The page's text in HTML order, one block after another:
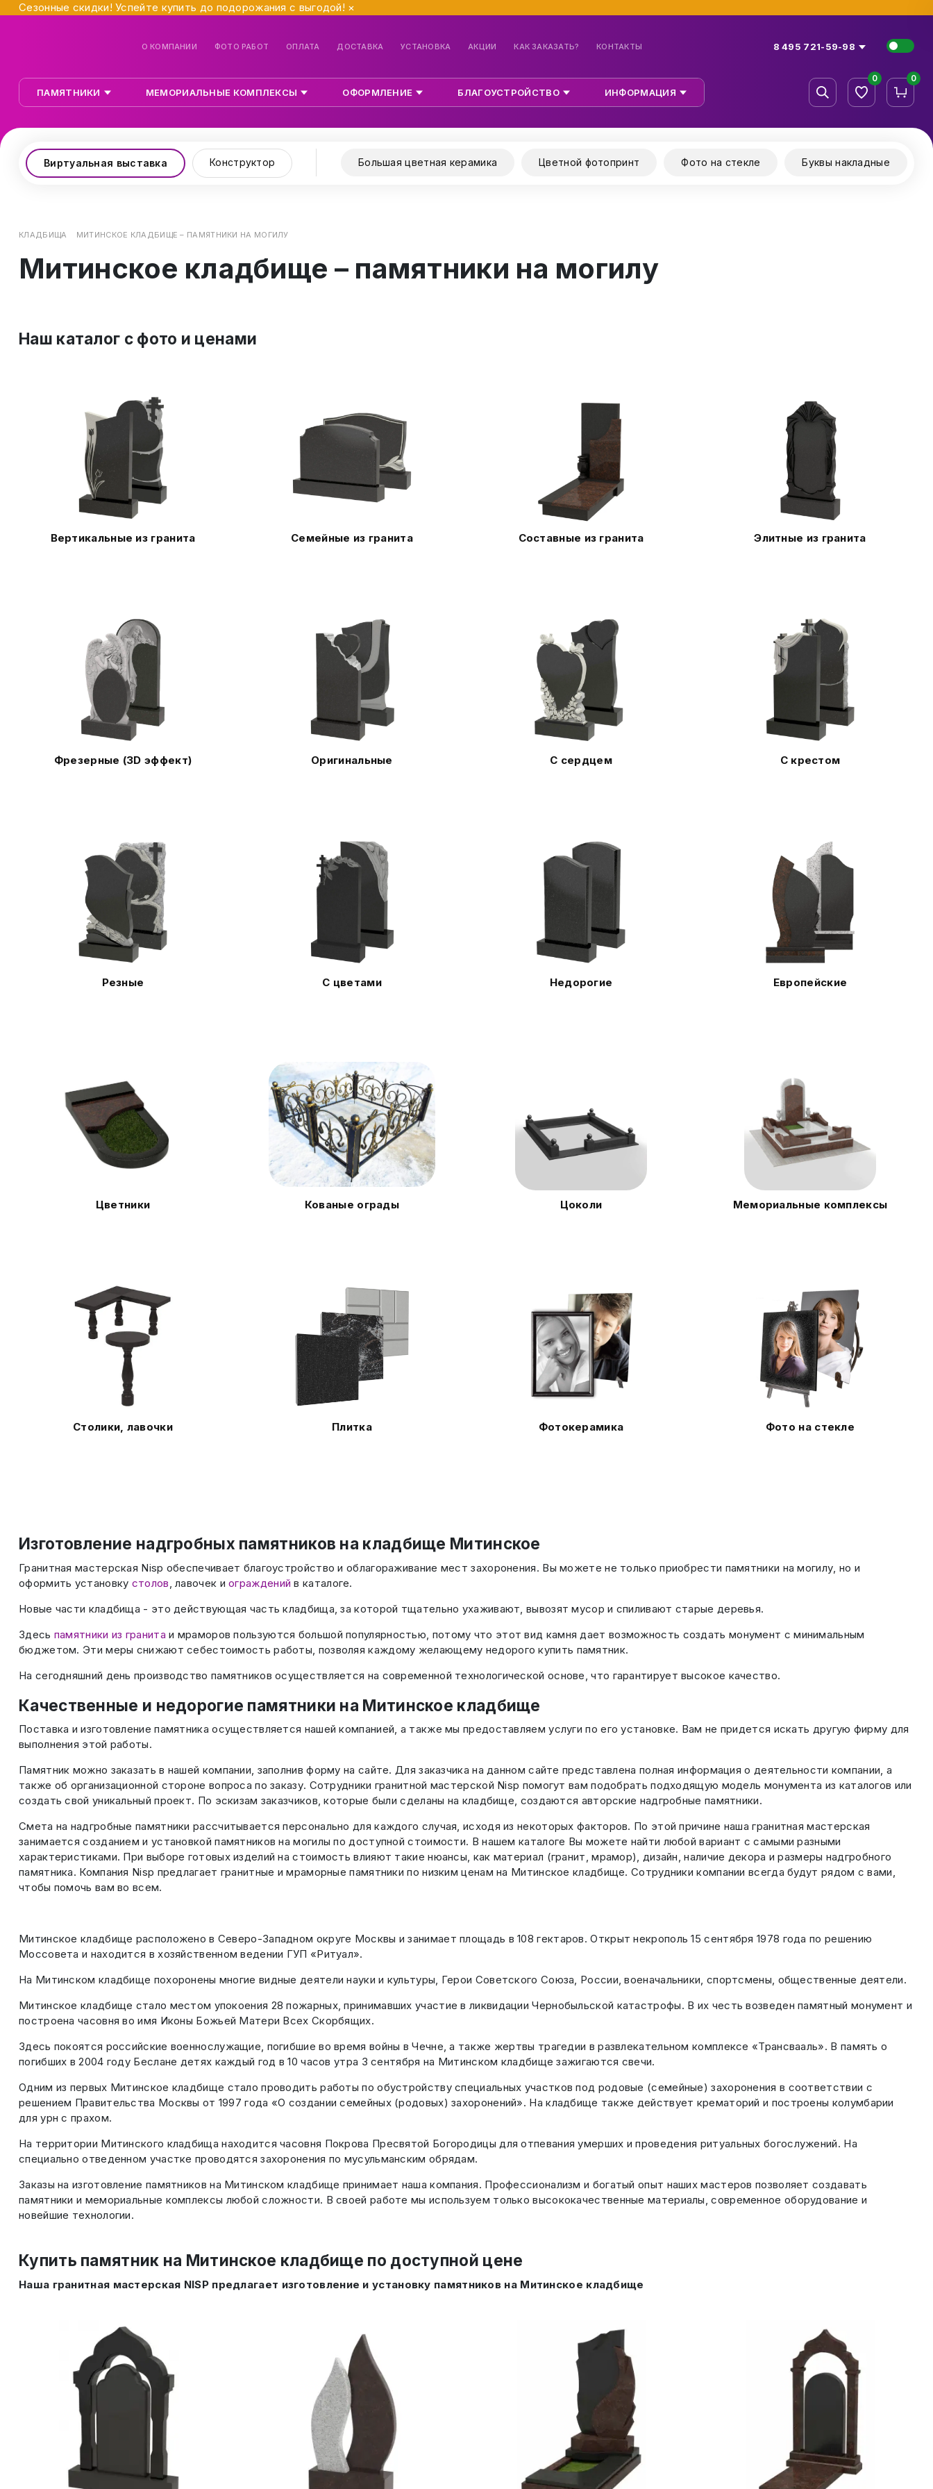
Сезонные скидки! Успейте купить до подорожания с выгодой! ×
О КОМПАНИИ ФОТО РАБОТ ОПЛАТА ДОСТАВКА УСТАНОВКА АКЦИИ КАК ЗАКАЗАТЬ? КОНТАКТЫ 8 495 721-59-98
ПАМЯТНИКИ МЕМОРИАЛЬНЫЕ КОМПЛЕКСЫ ОФОРМЛЕНИЕ БЛАГОУСТРОЙСТВО ИНФОРМАЦИЯ
0 0
Виртуальная выставка Конструктор Большая цветная керамика Цветной фотопринт Фото на стекле Буквы накладные
КЛАДБИЩА МИТИНСКОЕ КЛАДБИЩЕ – ПАМЯТНИКИ НА МОГИЛУ
Митинское кладбище – памятники на могилу
Наш каталог c фото и ценами
Вертикальные из гранита Семейные из гранита Составные из гранита Элитные из гранита
Фрезерные (3D эффект) Оригинальные С сердцем С крестом
Резные С цветами Недорогие Европейские
Цветники Кованые ограды Цоколи Мемориальные комплексы
Столики, лавочки Плитка Фотокерамика Фото на стекле
Изготовление надгробных памятников на кладбище Митинское
Гранитная мастерская Nisp обеспечивает благоустройство и облагораживание мест захоронения. Вы можете не только приобрести памятники на могилу, но и
оформить установку столов , лавочек иограждений в каталоге.
Новые части кладбища - это действующая часть кладбища, за которой тщательно ухаживают, вывозят мусор и спиливают старые деревья.
Здесь памятники из гранита и мраморов пользуются большой популярностью, потому что этот вид камня дает возможность создать монумент с минимальным
бюджетом. Эти меры снижают себестоимость работы, позволяя каждому желающему недорого купить памятник.
На сегодняшний день производство памятников осуществляется на современной технологической основе, что гарантирует высокое качество.
Качественные и недорогие памятники на Митинское кладбище
Поставка и изготовление памятника осуществляется нашей компанией, а также мы предоставляем услуги по его установке. Вам не придется искать другую фирму для
выполнения этой работы.
Памятник можно заказать в нашей компании, заполнив форму на сайте. Для заказчика на данном сайте представлена полная информация о деятельности компании, а
также об организационной стороне вопроса по заказу. Сотрудники гранитной мастерской Nisp помогут вам подобрать подходящую модель монумента из каталогов или
создать свой уникальный проект. По эскизам заказчиков, которые были сделаны на кладбище, создаются авторские надгробные памятники.
Смета на надгробные памятники рассчитывается персонально для каждого случая, исходя из некоторых факторов. По этой причине наша гранитная мастерская
занимается созданием и установкой памятников на могилы по доступной стоимости. В нашем каталоге Вы можете найти любой вариант с самыми разными
характеристиками. При выборе готовых изделий на стоимость влияют такие нюансы, как материал (гранит, мрамор), дизайн, наличие декора и размеры надгробного
памятника. Компания Nisp предлагает гранитные и мраморные памятники по низким ценам на Митинское кладбище. Сотрудники компании всегда будут рядом с вами,
чтобы помочь вам во всем.
Митинское кладбище расположено в Северо-Западном округе Москвы и занимает площадь в 108 гектаров. Открыт некрополь 15 сентября 1978 года по решению
Моссовета и находится в хозяйственном ведении ГУП «Ритуал».
На Митинском кладбище похоронены многие видные деятели науки и культуры, Герои Советского Союза, России, военачальники, спортсмены, общественные деятели.
Митинское кладбище стало местом упокоения 28 пожарных, принимавших участие в ликвидации Чернобыльской катастрофы. В их честь возведен памятный монумент и
построена часовня во имя Иконы Божьей Матери Всех Скорбящих.
Здесь покоятся российские военнослужащие, погибшие во время войны в Чечне, а также жертвы трагедии в развлекательном комплексе «Трансвааль». В память о
погибших в 2004 году Беслане детях каждый год в 10 часов утра 3 сентября на Митинском кладбище зажигаются свечи.
Одним из первых Митинское кладбище стало проводить работы по обустройству специальных участков под родовые (семейные) захоронения в соответствии с
решением Правительства Москвы от 1997 года «О создании семейных (родовых) захоронений». На кладбище также действует крематорий и построены колумбарии
для урн с прахом.
На территории Митинского кладбища находится часовня Покрова Пресвятой Богородицы для отпевания умерших и проведения ритуальных богослужений. На
специально отведенном участке проводятся захоронения по мусульманским обрядам.
Заказы на изготовление памятников на Митинском кладбище принимает наша компания. Профессионализм и богатый опыт наших мастеров позволяет создавать
памятники и мемориальные комплексы любой сложности. В своей работе мы используем только высококачественные материалы, современное оборудование и
новейшие технологии.
Купить памятник на Митинское кладбище по доступной цене
Наша гранитная мастерская NISP предлагает изготовление и установку памятников на Митинское кладбище